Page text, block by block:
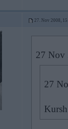
27. Nov 2008,
27 Nov
27